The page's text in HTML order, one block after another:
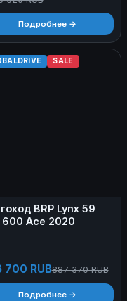
Подробнее →
SALE
BRP Lynx 59
600 Ace 2020
700 RUB887 370 RUB
Подробнее →